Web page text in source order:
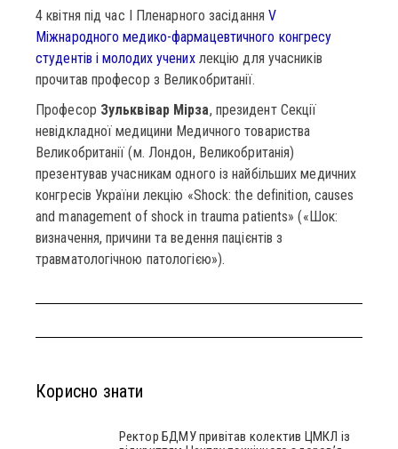
4 квітня під час І Пленарного засідання V
Міжнародного медико-фармацевтичного конгресу
студентів і молодих ученихлекцію для учасників
прочитав професор з Великобританії.
Професор Зульквівар Мірза, президент Секції
невідкладної медицини Медичного товариства
Великобританії (м. Лондон, Великобританія)
презентував учасникам одного із найбільших медичних
конгресів України лекцію «Shock: the definition, causes
and management of shock in trauma patients» («Шок:
визначення, причини та ведення пацієнтів з
травматологічною патологією»).
Корисно знати
Ректор БДМУ привітав колектив ЦМКЛ із